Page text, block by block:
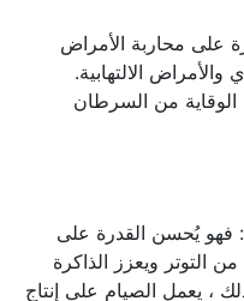
على محاربة الأمراض
الالتهابية.
الوقاية من السرطان
فهو يُحسن القدرة على
التوتر ويعزز الذاكرة
، يعمل الصيام على إنتاج